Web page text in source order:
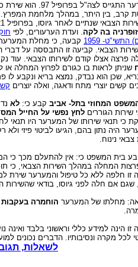
המערער התגייס לצה"ל
קרב, בין היתר, במהלך מלחמת
הצבאי שנתיים לאחר גיוסו, בפרופיל 21,
בה לקה. ועדת הערעורים, לפי
התשי"ט- 1959
קבעה, כי מחלת
הצבאי. קביעה זו התבססה על דברי
פרצה אצלו קודם לשירותו הצבאי. עוד
שניתן לראות בו כגורם לפרוץ המחלה
קשים יוצרי מתח ודאגה, ואלה יוצרים
המחוזי בתל- אביב קבע כי: לא
שירות הגוררים לחץ נפשי על החייל
כי תנאי שירותו של המערער היו
היה נתון בהם, הגיעו לביטוי פיזי
צבאי נינוח.
בית המשפט כי: אין להתעלם מכך כי
המחלה במהלך השירות הצבאי, כי
זו חלפה ללא כל טיפול והמערער שירת
שגם אם חלה לפני גיוסו, בודאי
מחלתו של המערער הוחמרה בעקבות
זו הינה למידע כללי וראשוני בלבד
לכל מקרה ונסיבותיו. הדברים נכונים
לשאלות,